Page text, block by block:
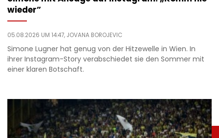
wieder”
05.08.2026 UM 14:47, JOVANA BOROJEVIC
Simone Lugner hat genug von der Hitzewelle in Wien. In
ihrer Instagram-Story verabschiedet sie den Sommer mit
einer klaren Botschaft.